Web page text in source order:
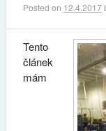
Posted on 12.4.2017
Tento
článek
mám